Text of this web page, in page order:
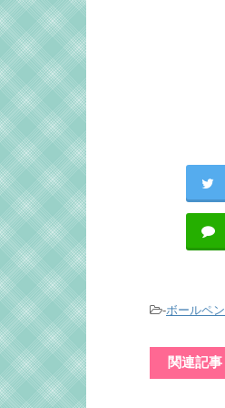
-ボールペン
関連記事